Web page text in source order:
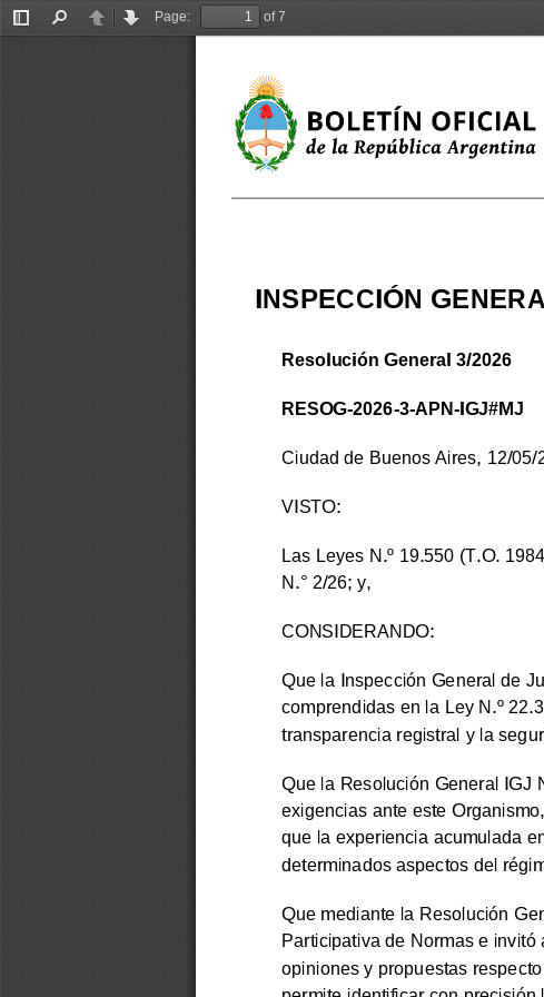
Toggle
PreviousNext
Page:
of 7
INSPECCIÓN
Resolución General 3/2026
RESOG-2026-3-APN-IGJ#MJ
Ciudad de Buenos Aires, 12/05/
VISTO:
Las Leyes N.º 19.550 (T.O.
N.° 2/26; y,
CONSIDERANDO:
Que la Inspección General de
comprendidas en la Ley N.º
transparencia registral y la
Que la Resolución General IGJ
exigencias ante este
que la experiencia acumulada
determinados aspectos del
Que mediante la Resolución
Participativa de Normas e
opiniones y propuestas